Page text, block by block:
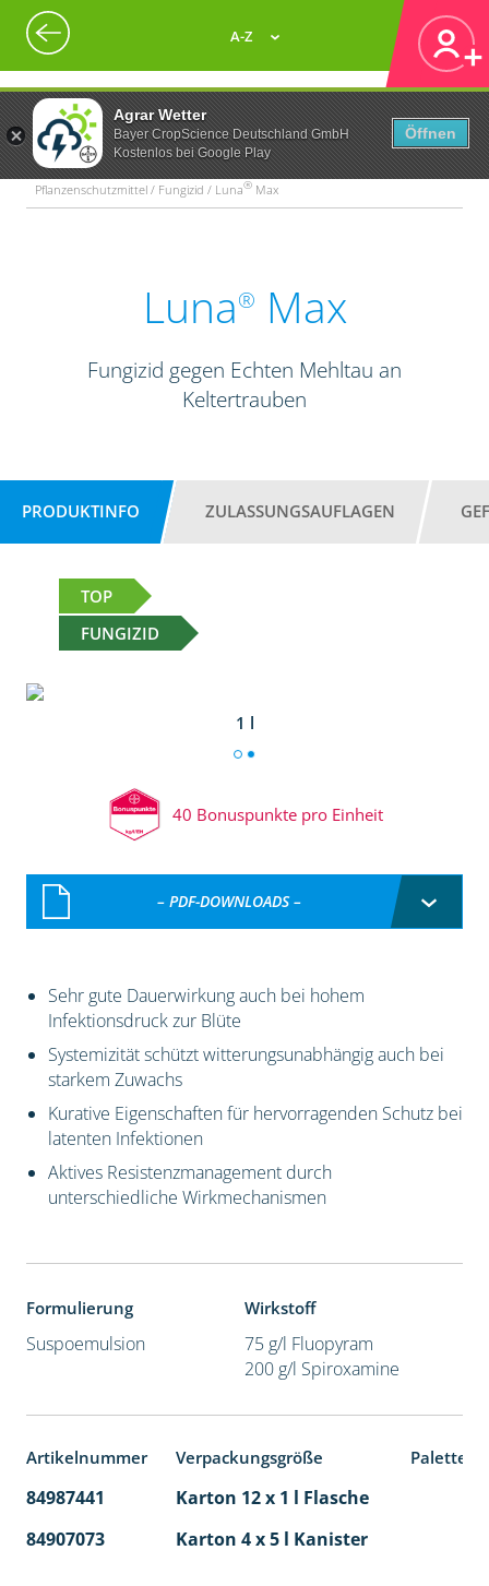
Agrar Wetter
Bayer CropScience Deutschland GmbH
Kostenlos bei Google Play
Öffnen
A-Z
Pflanzenschutzmittel / Fungizid / Luna® Max
Luna® Max
Fungizid gegen Echten Mehltau an
Keltertrauben
PRODUKTINFO ZULASSUNGSAUFLAGEN
TOP
FUNGIZID
1 l
40 Bonuspunkte pro Einheit
– PDF-DOWNLOADS –
Sehr gute Dauerwirkung auch bei hohem
Infektionsdruck zur Blüte
Systemizität schützt witterungsunabhängig auch bei
starkem Zuwachs
Kurative Eigenschaften für hervorragenden Schutz bei
latenten Infektionen
Aktives Resistenzmanagement durch
unterschiedliche Wirkmechanismen
Formulierung
Suspoemulsion
Wirkstoff
75 g/l Fluopyram
200 g/l Spiroxamine
Artikelnummer Verpackungsgröße
84987441 Karton 12 x 1 l Flasche
84907073
Karton 4 x 5 l Kanister